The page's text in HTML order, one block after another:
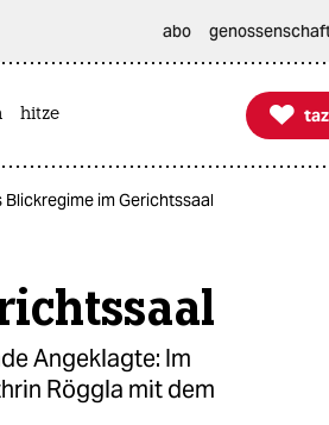
abo
hitze 
taz
im Gerichtssaal
Angeklagte: Im
Röggla mit dem